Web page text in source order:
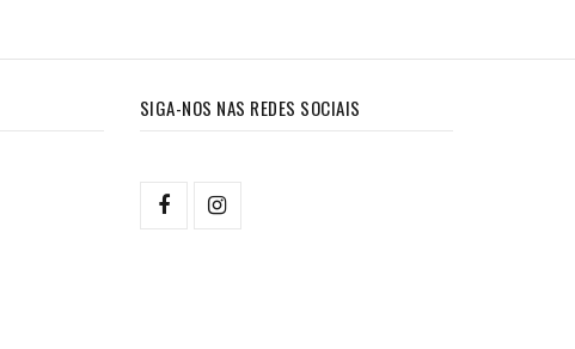
SIGA-NOS NAS REDES SOCIAIS